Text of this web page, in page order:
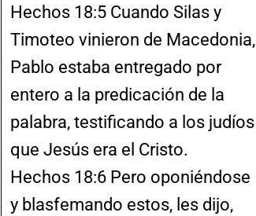
Hechos 18:5 Cuando Silas y
Timoteo vinieron de Macedonia,
Pablo estaba entregado por
entero a la predicación de la
palabra, testificando a los judíos
que Jesús era el Cristo.
Hechos 18:6 Pero oponiéndose
y blasfemando estos, les dijo,